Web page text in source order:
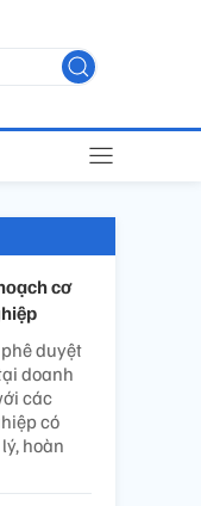
cơ
duyệt
doanh
các
có
hoàn